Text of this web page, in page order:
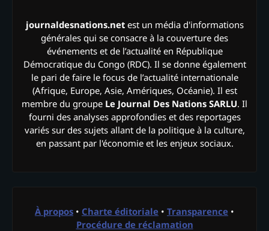
journaldesnations.netest un média d'informations
générales qui se consacre à la couverture des
événements et de l’actualité en République
Démocratique du Congo (RDC). Il se donne également
le pari de faire le focus de l’actualité internationale
(Afrique, Europe, Asie, Amériques, Océanie). Il est
membre du groupe Le Journal Des Nations SARLU. Il
fourni des analyses approfondies et des reportages
variés sur des sujets allant de la politique à la culture,
en passant par l'économie et les enjeux sociaux.
À propos • Charte éditoriale • Transparence •
Procédure de réclamation